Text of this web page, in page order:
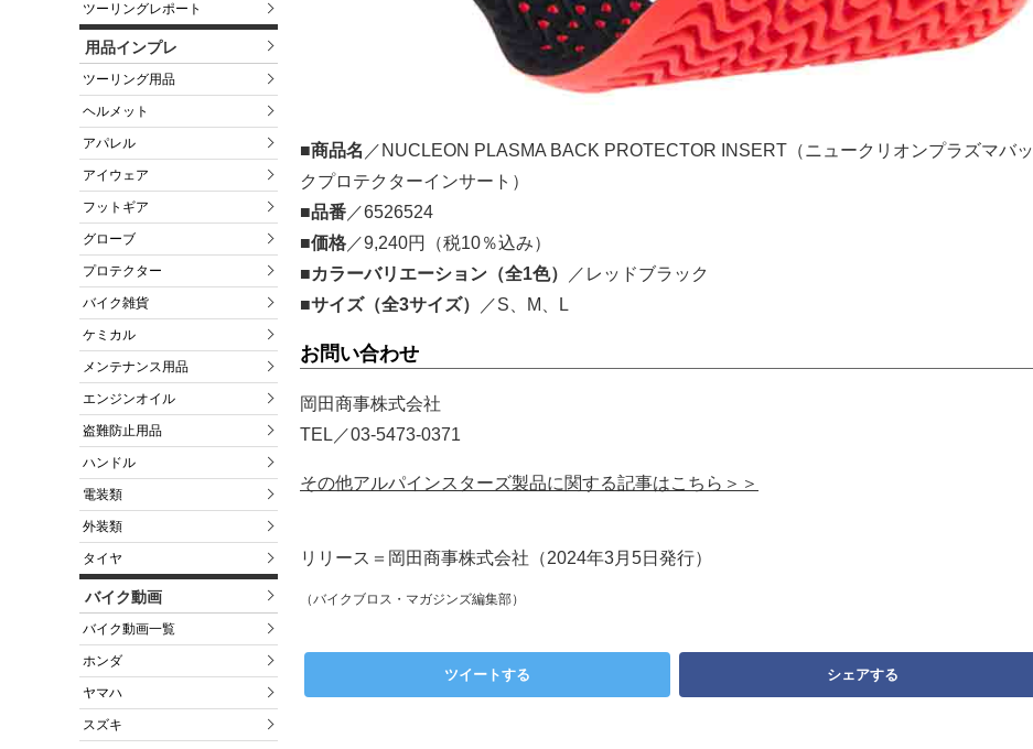
ツーリングレポート
用品インプレ
ツーリング用品
ヘルメット
アパレル
アイウェア
フットギア
グローブ
プロテクター
バイク雑貨
ケミカル
メンテナンス用品
エンジンオイル
盗難防止用品
ハンドル
電装類
外装類
タイヤ
バイク動画
バイク動画一覧
ホンダ
ヤマハ
スズキ
■商品名 ／NUCLEON PLASMA BACK PROTECTOR INSERT（ニュークリオンプラズマバッ
クプロテクターインサート）
■品番 ／6526524
■価格 ／9,240円（税10％込み）
■カラーバリエーション（全1色）
／レッドブラック
■サイズ（全3サイズ）
／S、M、L
お問い合わせ
岡田商事株式会社
TEL／03-5473-0371
その他アルパインスターズ製品に関する記事はこちら＞＞
リリース＝岡田商事株式会社（2024年3月5日発行）
（バイクブロス・マガジンズ編集部）
ツイートする シェアする